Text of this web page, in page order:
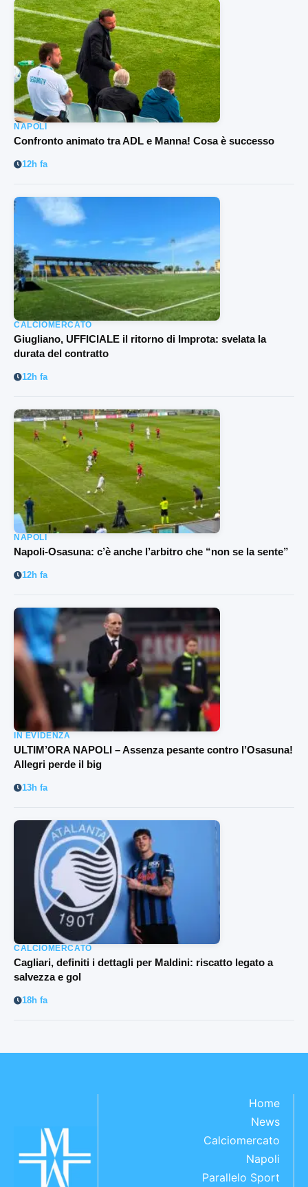
NAPOLI
Confronto animato tra ADL e Manna! Cosa è successo
12h fa
CALCIOMERCATO
Giugliano, UFFICIALE il ritorno di Improta: svelata la
durata del contratto
12h fa
NAPOLI
Napoli-Osasuna: c’è anche l’arbitro che “non se la sente”
12h fa
IN EVIDENZA
ULTIM’ORA NAPOLI – Assenza pesante contro l’Osasuna!
Allegri perde il big
13h fa
CALCIOMERCATO
Cagliari, definiti i dettagli per Maldini: riscatto legato a
salvezza e gol
18h fa
Home
News
Calciomercato
Napoli
Parallelo Sport